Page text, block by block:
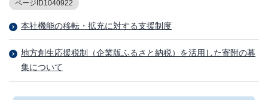
ページID1040922
本社機能の移転・拡充に対する支援制度
地方創生応援税制（企業版ふるさと納税）を活用した寄附の募
集について